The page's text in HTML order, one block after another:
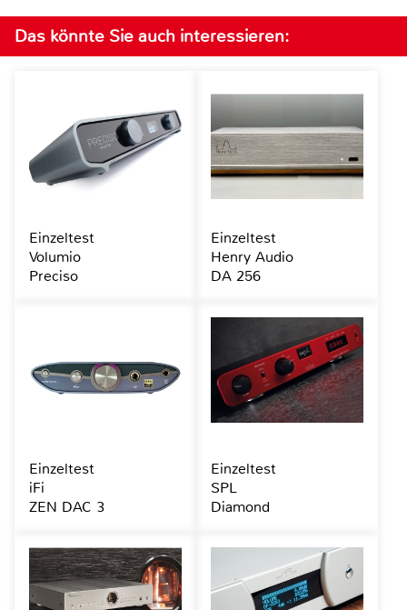
Das könnte Sie auch interessieren:
Einzeltest
Volumio
Preciso
Einzeltest
Henry Audio
DA 256
Einzeltest
iFi
ZEN DAC 3
Einzeltest
SPL
Diamond